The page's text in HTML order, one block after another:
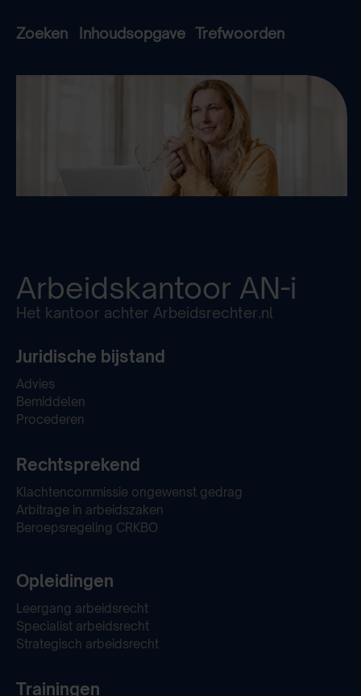
Zoeken Inhoudsopgave Trefwoorden
Arbeidskantoor AN-i
Het kantoor achter Arbeidsrechter.nl
Juridische bijstand
Advies
Bemiddelen
Procederen
Rechtsprekend
Klachtencommissie ongewenst gedrag
Arbitrage in arbeidszaken
Beroepsregeling CRKBO
Opleidingen
Leergang arbeidsrecht
Specialist arbeidsrecht
Strategisch arbeidsrecht
Trainingen